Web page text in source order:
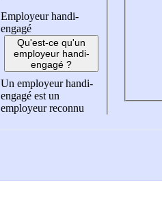
Employeur handi-
engagé
Qu'est-ce qu'un
employeur handi-
engagé ?
Un employeur handi-
engagé est un
employeur reconnu